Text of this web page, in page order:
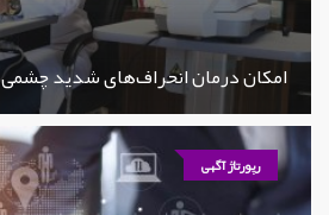
امکان درمان انحراف‌های شدید چشمی
رپورتاژ آگهی